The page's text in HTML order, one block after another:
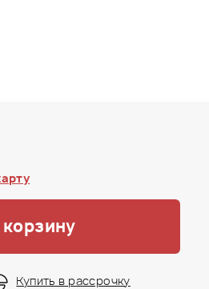
корзину
Купить в рассрочку